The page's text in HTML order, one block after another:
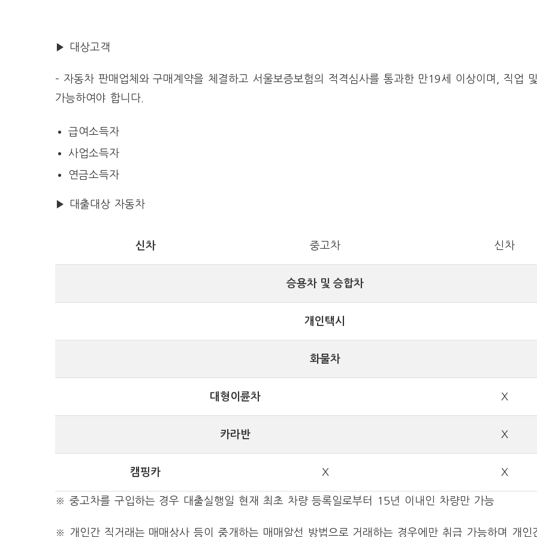
▶ 대상고객
– 자동차 판매업체와 구매계약을 체결하고 서울보증보험의 적격심사를 통과한 만19세 이상이며, 직업
가능하여야 합니다.
급여소득자
사업소득자
연금소득자
▶ 대출대상 자동차
신차 중고차 신차
승용차 및 승합차
개인택시
화물차
대형이륜차 X
카라반 X
캠핑카 X X
※ 중고차를 구입하는 경우 대출실행일 현재 최초 차량 등록일로부터 15년 이내인 차량만 가능
※ 개인간 직거래는 매매상사 등이 중개하는 매매알선 방법으로 거래하는 경우에만 취급 가능하며 개인